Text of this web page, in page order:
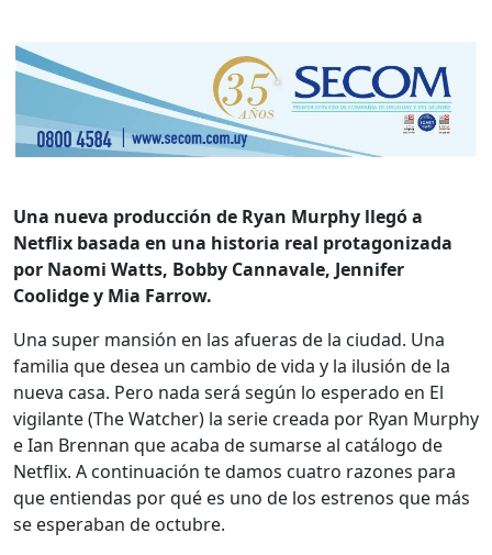
Una nueva producción de Ryan Murphy llegó a
Netflix basada en una historia real protagonizada
por Naomi Watts, Bobby Cannavale, Jennifer
Coolidge y Mia Farrow.
Una super mansión en las afueras de la ciudad. Una
familia que desea un cambio de vida y la ilusión de la
nueva casa. Pero nada será según lo esperado en El
vigilante (The Watcher) la serie creada por Ryan Murphy
e Ian Brennan que acaba de sumarse al catálogo de
Netflix. A continuación te damos cuatro razones para
que entiendas por qué es uno de los estrenos que más
se esperaban de octubre.